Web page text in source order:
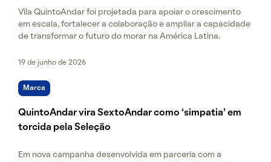
Vila QuintoAndar foi projetada para apoiar o crescimento
em escala, fortalecer a colaboração e ampliar a capacidade
de transformar o futuro do morar na América Latina.
19 de junho de 2026
Marca
QuintoAndar vira SextoAndar como ‘simpatia’ em
torcida pela Seleção
Em nova campanha desenvolvida em parceria com a